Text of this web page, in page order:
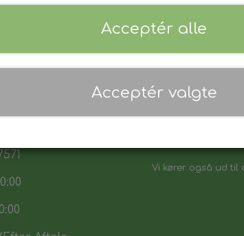
Vores sortiment
Vi kører også ud til
Acceptér alle
Acceptér valgte